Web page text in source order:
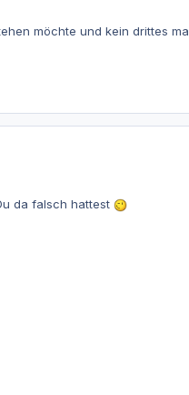
möchte und kein drittes
da falsch hattest